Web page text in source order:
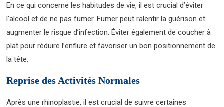
En ce qui concerne les habitudes de vie, il est crucial d’éviter
l’alcool et de ne pas fumer. Fumer peut ralentir la guérison et
augmenter le risque d’infection. Éviter également de coucher à
plat pour réduire l’enflure et favoriser un bon positionnement de
la tête.
Reprise des Activités Normales
Après une rhinoplastie, il est crucial de suivre certaines